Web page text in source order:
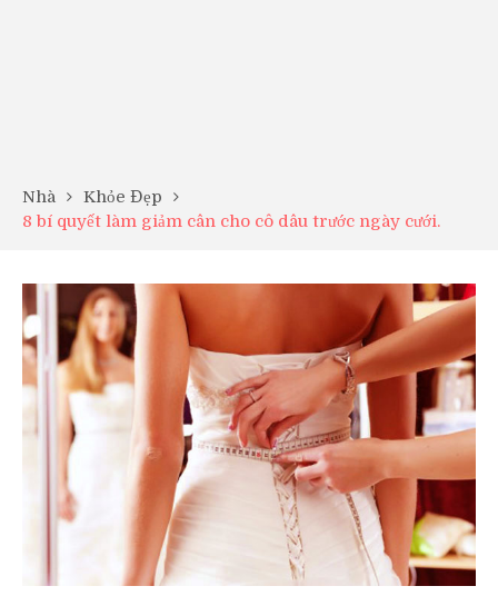
Nhà
Khỏe Đẹp
8 bí quyết làm giảm cân cho cô dâu trước ngày cưới.